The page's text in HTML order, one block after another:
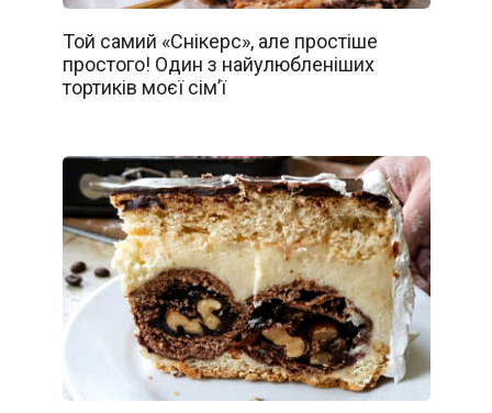
Той самий «Снікерс», але простіше
простого! Один з найулюбленіших
тортиків моєї сім’ї